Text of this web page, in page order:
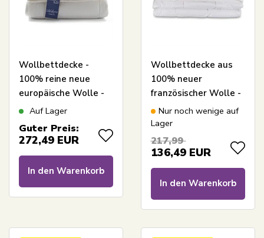
Wollbettdecke -
100% reine neue
europäische Wolle -
leichte
140x200 cm - Nature
Auf Lager
Guter Preis:
272,49 EUR
In den Warenkorb
Wollbettdecke aus
100% neuer
französischer Wolle -
140x200 cm - LIXRA
Wool Decke - leichte
Ganzjahresdecke
Nur noch wenige auf
Lager
217,99
136,49 EUR
In den Warenkorb